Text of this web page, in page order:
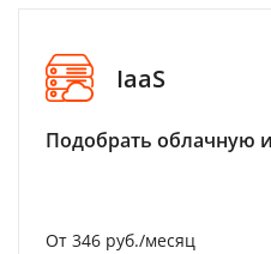
IaaS
Подобрать облачную
От 346 руб./месяц